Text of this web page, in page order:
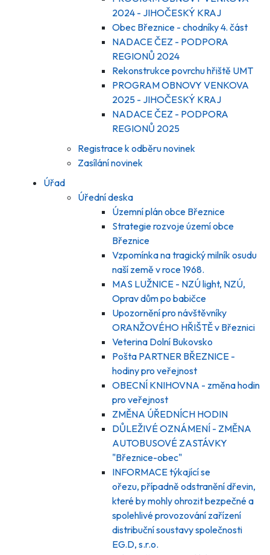
2024 - JIHOČESKÝ KRAJ
Obec Březnice - chodníky 4. část
NADACE ČEZ - PODPORA
REGIONŮ 2024
Rekonstrukce povrchu hřiště UMT
PROGRAM OBNOVY VENKOVA
2025 - JIHOČESKÝ KRAJ
NADACE ČEZ - PODPORA
REGIONŮ 2025
Registrace k odběru novinek
Zasílání novinek
Úřad
Úřední deska
Územní plán obce Březnice
Strategie rozvoje území obce
Březnice
Vzpomínka na tragický milník osudu
naší země v roce 1968.
MAS LUŽNICE - NZÚ light, NZÚ,
Oprav dům po babičce
Upozornění pro návštěvníky
ORANŽOVÉHO HŘIŠTĚ v Březnici
Veterina Dolní Bukovsko
Pošta PARTNER BŘEZNICE -
hodiny pro veřejnost
OBECNÍ KNIHOVNA - změna hodin
pro veřejnost
ZMĚNA ÚŘEDNÍCH HODIN
DŮLEŽIVÉ OZNÁMENÍ - ZMĚNA
AUTOBUSOVÉ ZASTÁVKY
"Březnice-obec"
INFORMACE týkající se
ořezu, případně odstranění dřevin,
které by mohly ohrozit bezpečné a
spolehlivé provozování zařízení
distribuční soustavy společnosti
EG.D, s.r.o.